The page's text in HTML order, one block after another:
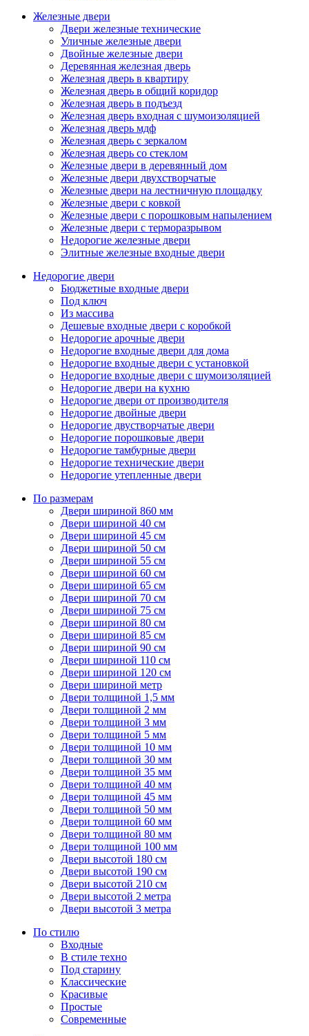
Железные двери
Двери железные технические
Уличные железные двери
Двойные железные двери
Деревянная железная дверь
Железная дверь в квартиру
Железная дверь в общий коридор
Железная дверь в подъезд
Железная дверь входная с шумоизоляцией
Железная дверь мдф
Железная дверь с зеркалом
Железная дверь со стеклом
Железные двери в деревянный дом
Железные двери двухстворчатые
Железные двери на лестничную площадку
Железные двери с ковкой
Железные двери с порошковым напылением
Железные двери с терморазрывом
Недорогие железные двери
Элитные железные входные двери
Недорогие двери
Бюджетные входные двери
Под ключ
Из массива
Дешевые входные двери с коробкой
Недорогие арочные двери
Недорогие входные двери для дома
Недорогие входные двери с установкой
Недорогие входные двери с шумоизоляцией
Недорогие двери на кухню
Недорогие двери от производителя
Недорогие двойные двери
Недорогие двустворчатые двери
Недорогие порошковые двери
Недорогие тамбурные двери
Недорогие технические двери
Недорогие утепленные двери
По размерам
Двери шириной 860 мм
Двери шириной 40 см
Двери шириной 45 см
Двери шириной 50 см
Двери шириной 55 см
Двери шириной 60 см
Двери шириной 65 см
Двери шириной 70 см
Двери шириной 75 см
Двери шириной 80 см
Двери шириной 85 см
Двери шириной 90 см
Двери шириной 110 см
Двери шириной 120 см
Двери шириной метр
Двери толщиной 1,5 мм
Двери толщиной 2 мм
Двери толщиной 3 мм
Двери толщиной 5 мм
Двери толщиной 10 мм
Двери толщиной 30 мм
Двери толщиной 35 мм
Двери толщиной 40 мм
Двери толщиной 45 мм
Двери толщиной 50 мм
Двери толщиной 60 мм
Двери толщиной 80 мм
Двери толщиной 100 мм
Двери высотой 180 см
Двери высотой 190 см
Двери высотой 210 см
Двери высотой 2 метра
Двери высотой 3 метра
По стилю
Входные
В стиле техно
Под старину
Классические
Красивые
Простые
Современные